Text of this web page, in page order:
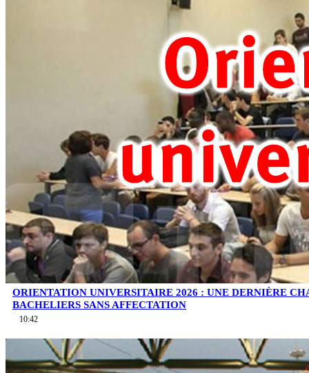
ORIENTATION UNIVERSITAIRE 2026 : UNE DERNIÈRE
BACHELIERS SANS AFFECTATION
10:42